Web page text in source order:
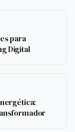
para
Digital